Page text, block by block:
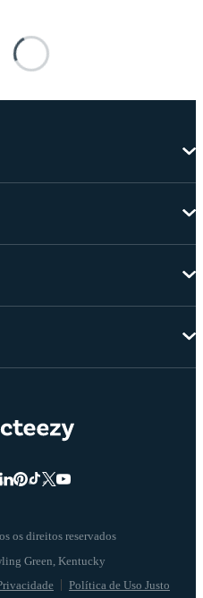
os direitos reservados
Política de Uso Justo